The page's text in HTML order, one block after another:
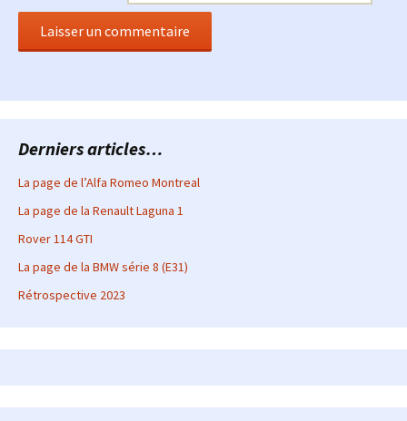
Derniers articles…
La page de l’Alfa Romeo Montreal
La page de la Renault Laguna 1
Rover 114 GTI
La page de la BMW série 8 (E31)
Rétrospective 2023